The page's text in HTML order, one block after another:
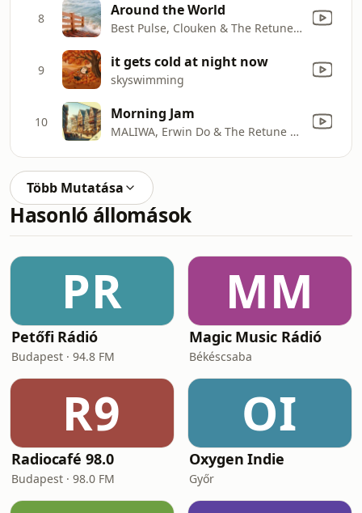
8 Around the World
Best Pulse, Clouken & The Retune Project
9 it gets cold at night now
skyswimming
10 Morning Jam
MALIWA, Erwin Do & The Retune Project
Több Mutatása
Hasonló állomások
PR
Petőfi Rádió
Budapest · 94.8 FM
MM
Magic Music Rádió
Békéscsaba
R9
Radiocafé 98.0
Budapest · 98.0 FM
OI
Oxygen Indie
Győr